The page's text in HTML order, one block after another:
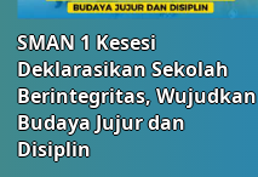
SMAN 1 Kesesi
Deklarasikan Sekolah
Berintegritas, Wujudkan
Budaya Jujur dan
Disiplin